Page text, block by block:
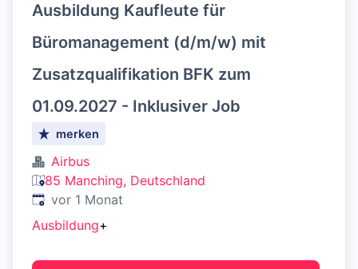
Ausbildung Kaufleute für
Büromanagement (d/m/w) mit
Zusatzqualifikation BFK zum
01.09.2027 - Inklusiver Job
merken
Airbus
85 Manching, Deutschland
Veröffentlicht:
vor 1 Monat
Ausbildung+